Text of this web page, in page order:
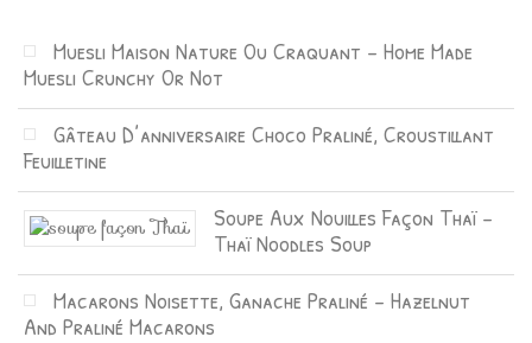
Muesli Maison Nature Ou Craquant – Home Made
Muesli Crunchy Or Not
Gâteau D’anniversaire Choco Praliné, Croustillant
Feuilletine
Soupe Aux Nouilles Façon Thaï –
Thaï Noodles Soup
Macarons Noisette, Ganache Praliné – Hazelnut
And Praliné Macarons